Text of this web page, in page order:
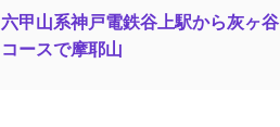
六甲山系神戸電鉄谷上駅から灰ヶ谷
コースで摩耶山